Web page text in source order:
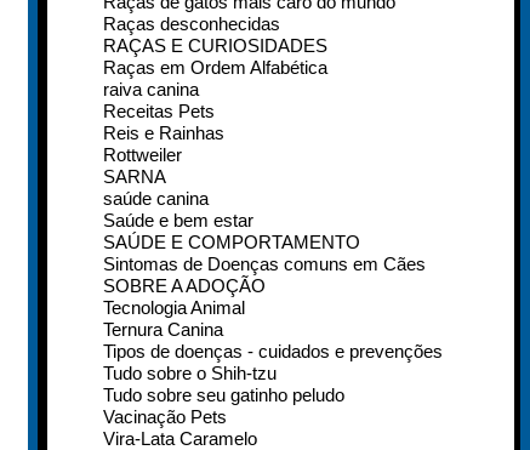
Raças desconhecidas
RAÇAS E CURIOSIDADES
Raças em Ordem Alfabética
raiva canina
Receitas Pets
Reis e Rainhas
Rottweiler
SARNA
saúde canina
Saúde e bem estar
SAÚDE E COMPORTAMENTO
Sintomas de Doenças comuns em Cães
SOBRE A ADOÇÃO
Tecnologia Animal
Ternura Canina
Tipos de doenças - cuidados e prevenções
Tudo sobre o Shih-tzu
Tudo sobre seu gatinho peludo
Vacinação Pets
Vira-Lata Caramelo